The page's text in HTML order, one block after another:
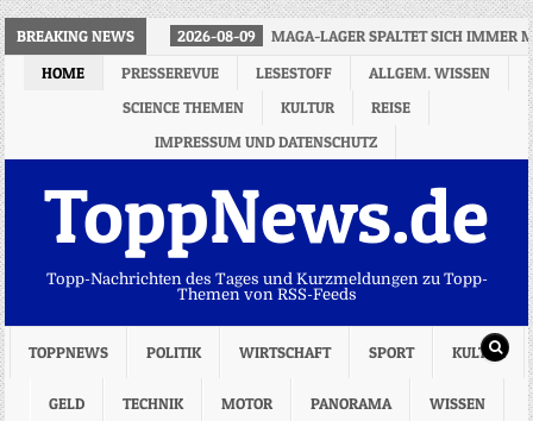
BREAKING NEWS 2026-08-09
MAGA-LAGER SPALTET SICH IMMER
HOME
PRESSEREVUE LESESTOFF
ALLGEM. WISSEN
SCIENCE THEMEN
KULTUR
REISE
IMPRESSUM UND DATENSCHUTZ
ToppNews.de
Topp-Nachrichten des Tages und Kurzmeldungen zu Topp-
Themen von RSS-Feeds
TOPPNEWS POLITIK WIRTSCHAFT SPORT KULTUR
GELD TECHNIK MOTOR PANORAMA WISSEN